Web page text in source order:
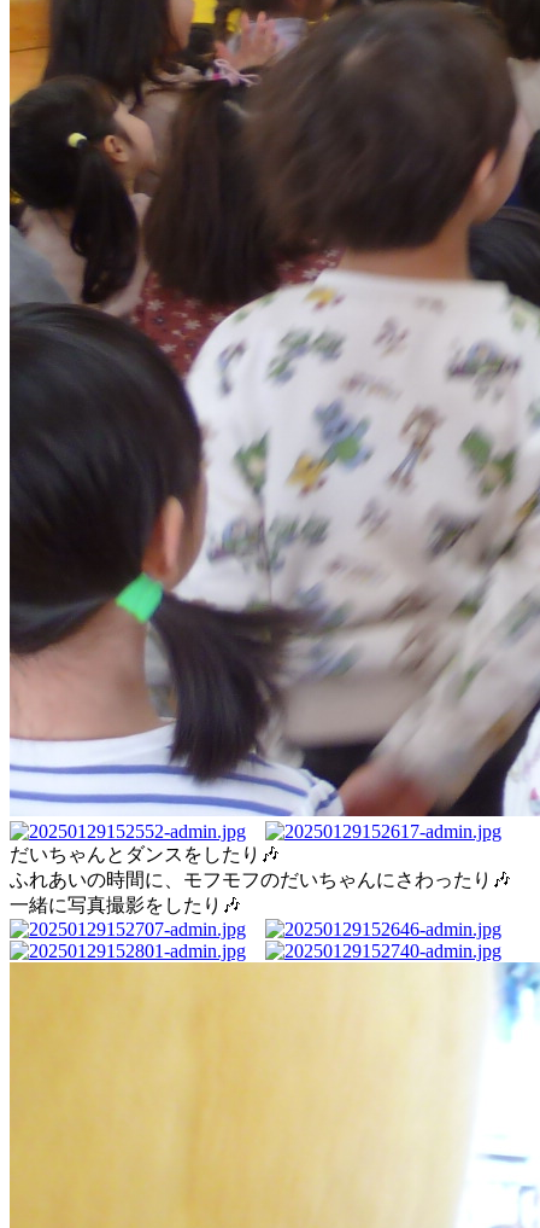
だいちゃんとダンスをしたり🎶
ふれあいの時間に、モフモフのだいちゃんにさわったり🎶
一緒に写真撮影をしたり🎶